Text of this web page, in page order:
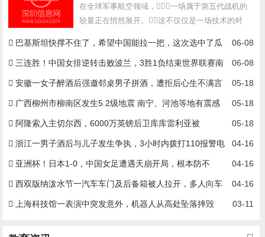
在全球军事航空领域，一场属于第五代战机的
较量正在悄然展开。这不仅仅是一场技术的对
06-08
巴基斯坦快撑不住了，希望中国能拉一把，这次选中了瓜
达尔港？ 06-08
三连胜！中国女排逆转击败波兰，3胜1负结束世界联赛南
京站 05-18
安徽一女子醉酒后强邀邻桌男子拼酒，遭拒后心生不满言
语辱骂 05-18
广西柳州市柳南区发生5.2级地震 南宁、河池等地有震感
05-18
阿隆索入主切尔西，6000万英镑后卫库库雷利亚被
曝“1000%”离队：新帅首考即至？ 04-16
浙江一男子酒后与儿子发生争执，3小时内拨打110报警电
话47次；警方：行拘！ 04-16
亚洲杯！日本1-0，中国女足遭遇天崩开局，根本防不
住，防线形同虚设 04-16
西双版纳泼水节一汽车车门及后备箱被人拉开，多人向车
内喷水 03-11
上海科技馆一表演中突发意外，机器人从高处坠落摔毁